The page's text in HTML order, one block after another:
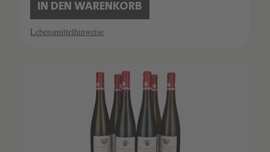
IN DEN WARENKORB
Lebensmittelhinweise
SCHATZKAMMER
SEHR LIMITIERT